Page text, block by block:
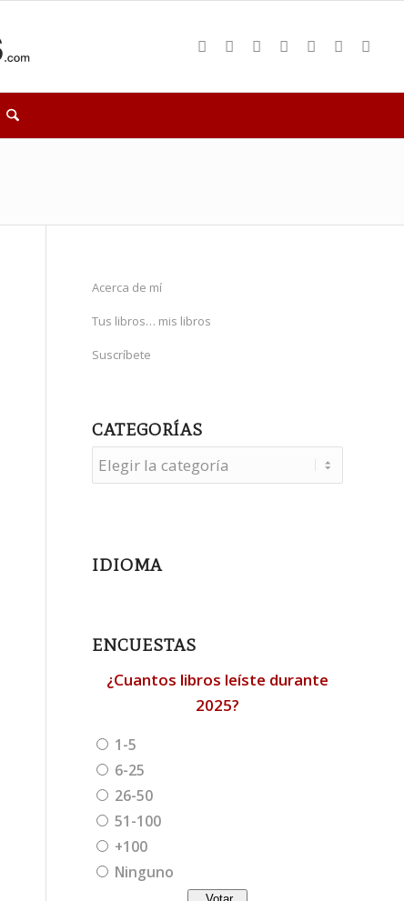
Acerca de mí
Tus libros… mis libros
Suscríbete
CATEGORÍAS
Categorías
IDIOMA
ENCUESTAS
¿Cuantos libros leíste durante
2025?
1-5
6-25
26-50
51-100
+100
Ninguno